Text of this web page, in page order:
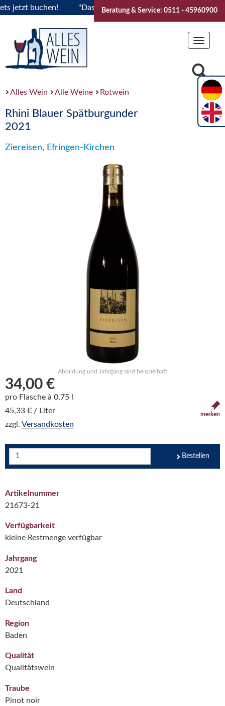
buchen! "Das Sommerfest 2026" Vive la
Beratung & Service: 0511 - 45960900
Toggle
Alles Wein Alle Weine Rotwein
Rhini Blauer Spätburgunder
2021
Ziereisen, Efringen-Kirchen
Abbildung und Jahrgang sind beispielhaft
34,00 €
pro Flasche à 0,75 l
45,33 € / Liter
zzgl. Versandkosten
merken
Bestellen
Artikelnummer
21673-21
Verfügbarkeit
kleine Restmenge verfügbar
Jahrgang
2021
Land
Deutschland
Region
Baden
Qualität
Qualitätswein
Traube
Pinot noir